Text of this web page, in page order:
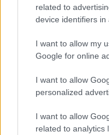
related to
device identifiers in
I want to allow my
Google for online
I want to allow
personalized
I want to allow
related to analytics
A BIKA mellett
rá a